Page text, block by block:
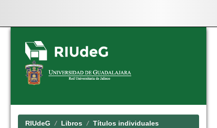
Skip
navigation
RIUdeG Libros Títulos individuales